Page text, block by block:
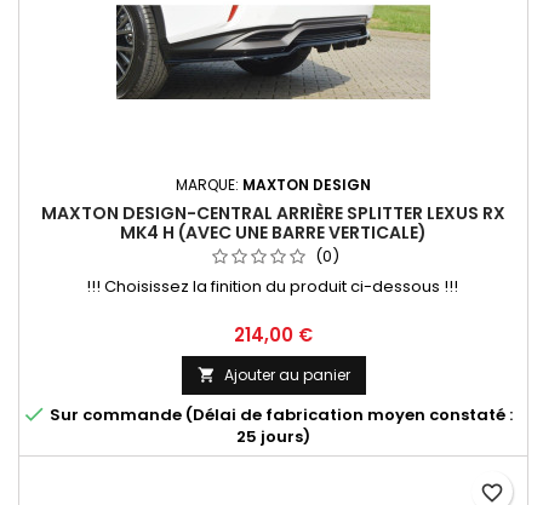
MARQUE: MAXTON DESIGN
MAXTON DESIGN-CENTRAL ARRIÈRE SPLITTER LEXUS RX
MK4 H (AVEC UNE BARRE VERTICALE)
(0)
!!! Choisissez la finition du produit ci-dessous !!!
Prix
214,00 €
 Ajouter au panier
 Sur commande (Délai de fabrication moyen constaté :
25 jours)
favorite_border